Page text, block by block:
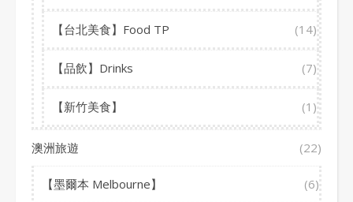
【台北美食】Food TP (14)
【品飲】Drinks (7)
【新竹美食】 (1)
澳洲旅遊 (22)
【墨爾本 Melbourne】 (6)